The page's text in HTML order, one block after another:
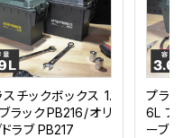
スチックボックス 1.
ラックPB216/オリ
ラブ PB217
プラ
6L ブ
ーブ